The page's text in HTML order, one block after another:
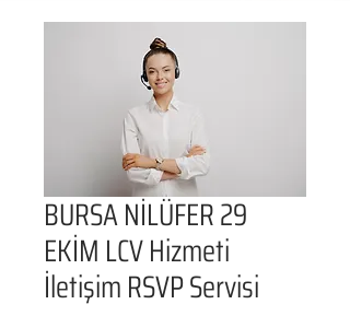
BURSA NİLÜFER 29
EKİM LCV Hizmeti
İletişim RSVP Servisi